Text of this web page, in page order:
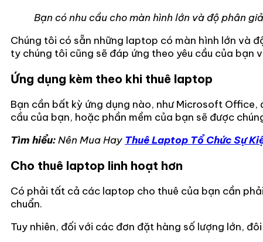
Bạn có nhu cầu cho màn hình lớn và độ phân
Chúng tôi có sẵn những laptop có màn hình lớn và
ty chúng tôi cũng sẽ đáp ứng theo yêu cầu của bạn
Ứng dụng kèm theo khi thuê laptop
Bạn cần bất kỳ ứng dụng nào, như Microsoft
cầu của bạn, hoặc phần mềm của bạn sẽ được
Tìm hiểu:Nên Mua Hay Thuê Laptop Tổ Chức Sự
Cho thuê laptop linh hoạt hơn
Có phải tất cả các laptop cho thuê của bạn cần
chuẩn.
Tuy nhiên, đối với các đơn đặt hàng số lượng lớn,